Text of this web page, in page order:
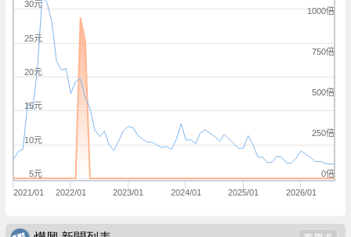
2021/01 2022/01 2023/01 2024/01 2025/01 2026/01
0倍
250倍
500倍
750倍
1000倍
5元
10元
15元
20元
25元
30元